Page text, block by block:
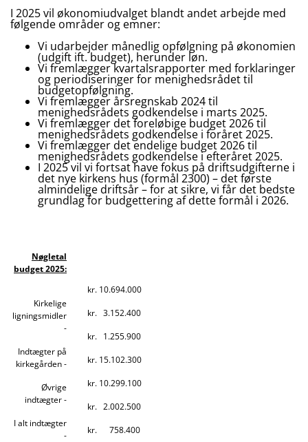
I 2025 vil økonomiudvalget blandt andet arbejde med
følgende områder og emner:
Vi udarbejder månedlig opfølgning på økonomien
(udgift ift. budget), herunder løn.
Vi fremlægger kvartalsrapporter med forklaringer
og periodiseringer for menighedsrådet til
budgetopfølgning.
Vi fremlægger årsregnskab 2024 til
menighedsrådets godkendelse i marts 2025.
Vi fremlægger det foreløbige budget 2026 til
menighedsrådets godkendelse i foråret 2025.
Vi fremlægger det endelige budget 2026 til
menighedsrådets godkendelse i efteråret 2025.
I 2025 vil vi fortsat have fokus på driftsudgifterne i
det nye kirkens hus (formål 2300) – det første
almindelige driftsår – for at sikre, vi får det bedste
grundlag for budgettering af dette formål i 2026.
Nøgletal
budget 2025:
Kirkelige
ligningsmidler
-
Indtægter på
kirkegården -
Øvrige
indtægter -
I alt indtægter
-
kr. 10.694.000
kr. 3.152.400
kr. 1.255.900
kr. 15.102.300
kr. 10.299.100
kr. 2.002.500
kr. 758.400